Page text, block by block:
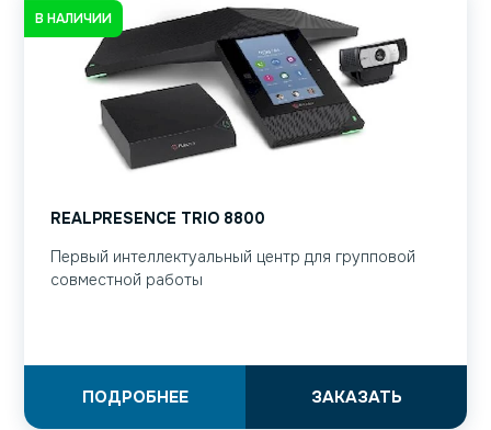
В НАЛИЧИИ
REALPRESENCE TRIO 8800
Первый интеллектуальный центр для групповой
совместной работы
ЗАКАЗАТЬ
ПОДРОБНЕЕ